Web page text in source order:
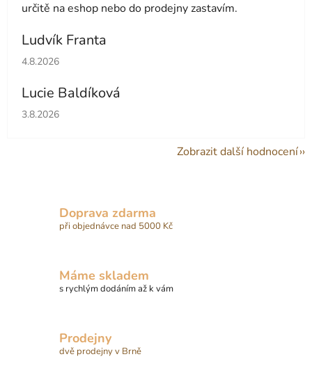
určitě na eshop nebo do prodejny zastavím.
Ludvík Franta
Hodnocení obchodu je 5 z 5 hvězdiček.
4.8.2026
Lucie Baldíková
Hodnocení obchodu je 5 z 5 hvězdiček.
3.8.2026
Zobrazit další hodnocení
Doprava zdarma
při objednávce nad 5000 Kč
Máme skladem
s rychlým dodáním až k vám
Prodejny
dvě prodejny v Brně